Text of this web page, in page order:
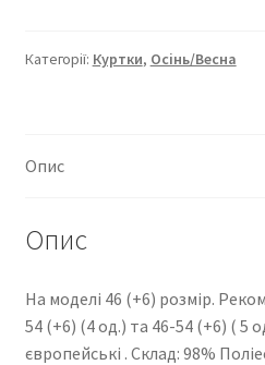
Категорії: Куртки, Осінь/Весна
Опис
Опис
На моделі 46 (+6) розмір.
54 (+6) (4 од.) та 46-54 (+6) ( 5
європейські . Cклад: 98%